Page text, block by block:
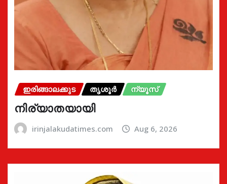
ഇരിങ്ങാലക്കുട തൃശൂർ ന്യൂസ്
നിര്യാതയായി
irinjalakudatimes.com Aug 6, 2026